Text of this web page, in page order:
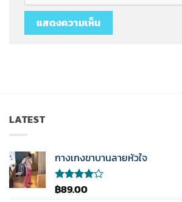
LATEST
กางเกงขาบานลายหัวใจ
ให้
฿89.00